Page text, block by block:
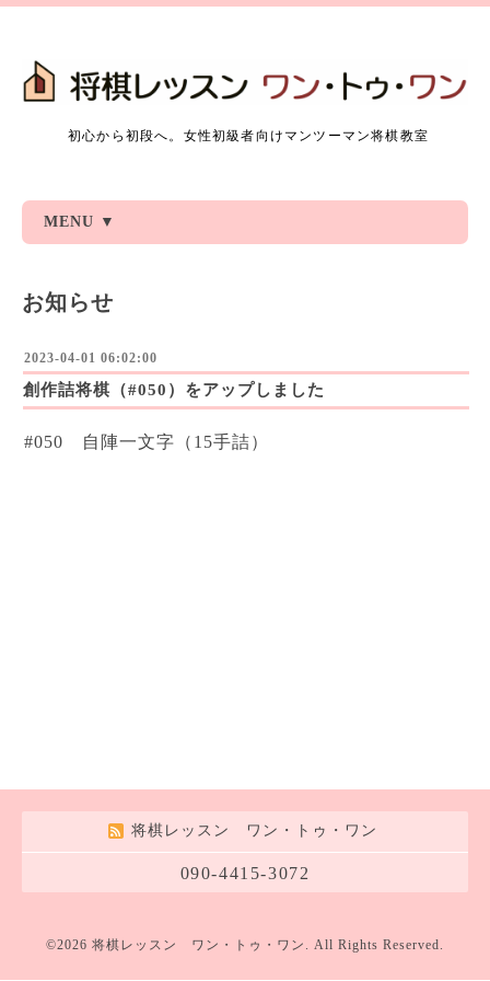
初心から初段へ。女性初級者向けマンツーマン将棋教室
MENU ▼
お知らせ
2023-04-01 06:02:00
創作詰将棋（#050）をアップしました
#050 自陣一文字（15手詰）
将棋レッスン ワン・トゥ・ワン
090-4415-3072
©2026 将棋レッスン ワン・トゥ・ワン . All Rights Reserved.